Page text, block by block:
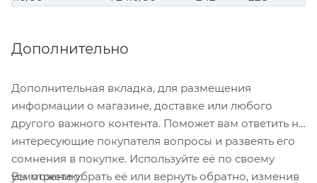
Дополнительно
Дополнительная вкладка, для размещения
информации о магазине, доставке или любого
другого важного контента. Поможет вам ответить на
интересующие покупателя вопросы и развеять его
сомнения в покупке. Используйте её по своему
усмотрению.
Вы можете убрать её или вернуть обратно, изменив